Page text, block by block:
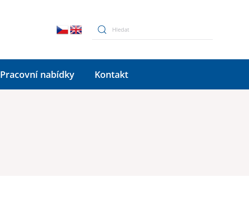
Pracovní nabídky Kontakt